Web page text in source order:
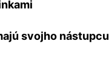
svojho nástupcu